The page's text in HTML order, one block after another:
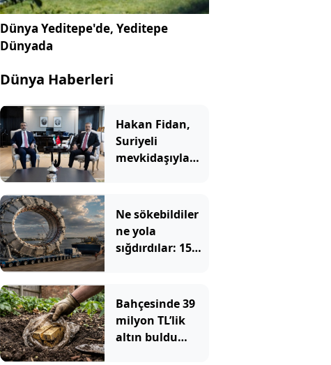
Dünya Yeditepe'de, Yeditepe
Dünyada
Dünya Haberleri
Hakan Fidan,
Suriyeli
mevkidaşıyla
Ne sökebildiler
ne yola
sığdırdılar: 15
günde böyle
taşıdılar
Bahçesinde 39
milyon TL’lik
altın buldu